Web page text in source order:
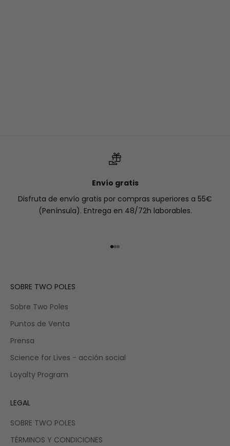
Envío gratis
Disfruta de envío gratis por compras superiores a 55€
(Península). Entrega en 48/72h laborables.
Ir al artículo 1
Ir al artículo 2
Ir al artículo 3
SOBRE TWO POLES
Sobre Two Poles
Puntos de Venta
Prensa
Science for Lives - acción social
Loyalty Program
LEGAL
SOBRE TWO POLES
TÉRMINOS Y CONDICIONES